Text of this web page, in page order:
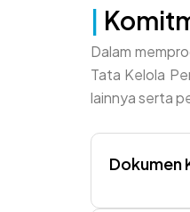
Dalam
Tata Kelola
lainnya serta
Dokumen